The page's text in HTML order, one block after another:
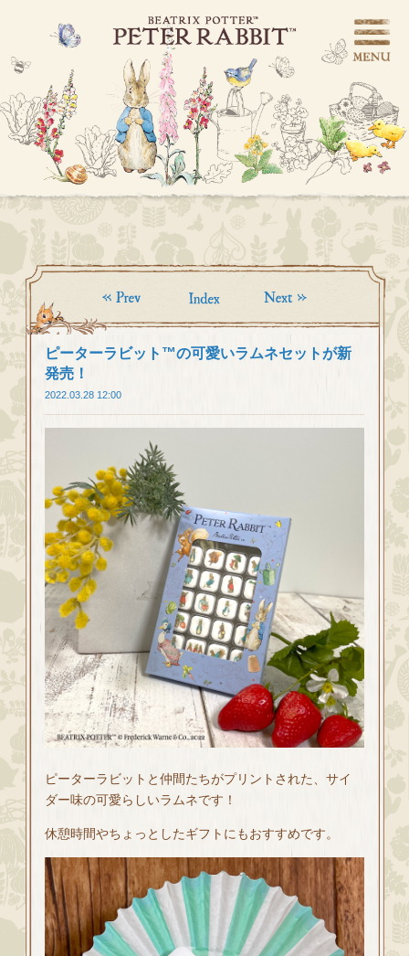
ピーターラビット™の可愛いラムネセットが新
発売！
2022.03.28 12:00
ピーターラビットと仲間たちがプリントされた、サイ
ダー味の可愛らしいラムネです！
休憩時間やちょっとしたギフトにもおすすめです。